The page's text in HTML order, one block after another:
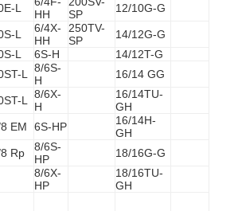
L
HH
SP
12/10G-G
L
6/4X-
HH
250TV-
SP
14/12G-G
L 6S-H
14/12T-G
L
8/6S-
H
16/14 GG
L
8/6X-
H
16/14TU-
GH
EM 6S-HP
16/14H-
GH
Rp
8/6S-
HP
18/16G-G
8/6X-
HP
18/16TU-
GH